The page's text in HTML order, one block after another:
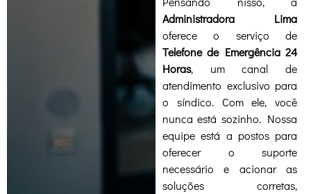
Administradora Lima
oferece o serviço de
Telefone de Emergência 24
Horas, um canal de
atendimento exclusivo para
o síndico. Com ele, você
nunca está sozinho. Nossa
equipe está a postos para
oferecer o suporte
necessário e acionar as
soluções corretas,